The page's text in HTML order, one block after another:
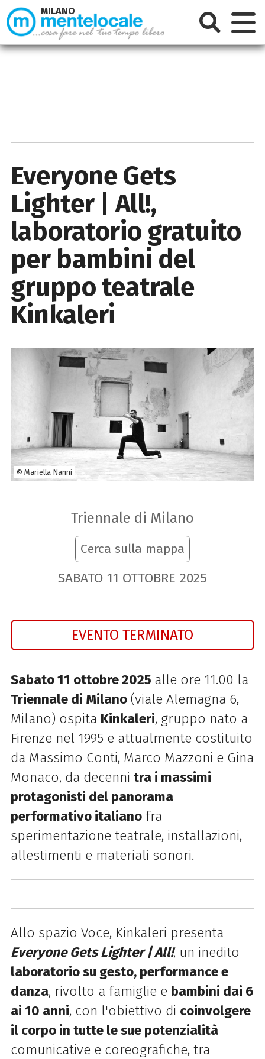
Everyone Gets
Lighter | All!,
laboratorio gratuito
per bambini del
gruppo teatrale
Kinkaleri
© Mariella Nanni
Triennale di Milano
Cerca sulla mappa
SABATO 11 OTTOBRE 2025
EVENTO TERMINATO
Sabato 11 ottobre 2025 alle ore 11.00 la
Triennale di Milano(viale Alemagna 6,
Milano) ospita Kinkaleri, gruppo nato a
Firenze nel 1995 e attualmente costituito
da Massimo Conti, Marco Mazzoni e Gina
Monaco, da decenni tra i massimi
protagonisti del panorama
performativo italianofra
sperimentazione teatrale, installazioni,
allestimenti e materiali sonori.
Allo spazio Voce, Kinkaleri presenta
Everyone Gets Lighter | All!, un inedito
laboratorio su gesto, performance e
danza, rivolto a famiglie e bambini dai 6
ai 10 anni, con l'obiettivo di coinvolgere
il corpo in tutte le sue potenzialità
comunicative e coreografiche, tra
MILANO